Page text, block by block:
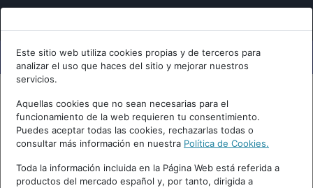
Este sitio web utiliza cookies propias y de terceros para
analizar el uso que haces del sitio y mejorar nuestros
servicios.
Aquellas cookies que no sean necesarias para el
funcionamiento de la web requieren tu consentimiento.
Puedes aceptar todas las cookies, rechazarlas todas o
consultar más información en nuestra Política de Cookies.
Toda la información incluida en la Página Web está referida a
productos del mercado español y, por tanto, dirigida a